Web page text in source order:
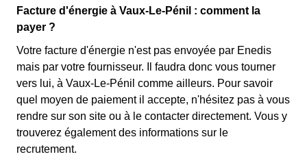
Facture d'énergie à Vaux-Le-Pénil : comment la
payer ?
Votre facture d'énergie n'est pas envoyée par Enedis
mais par votre fournisseur. Il faudra donc vous tourner
vers lui, à Vaux-Le-Pénil comme ailleurs. Pour savoir
quel moyen de paiement il accepte, n'hésitez pas à vous
rendre sur son site ou à le contacter directement. Vous y
trouverez également des informations sur le
recrutement.